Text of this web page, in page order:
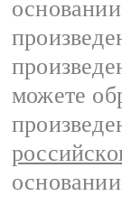
основании
можете
основании